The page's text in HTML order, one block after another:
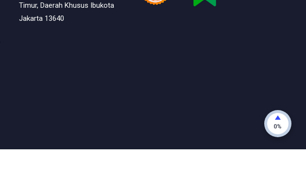
Timur, Daerah Khusus Ibukota
Jakarta 13640
0%